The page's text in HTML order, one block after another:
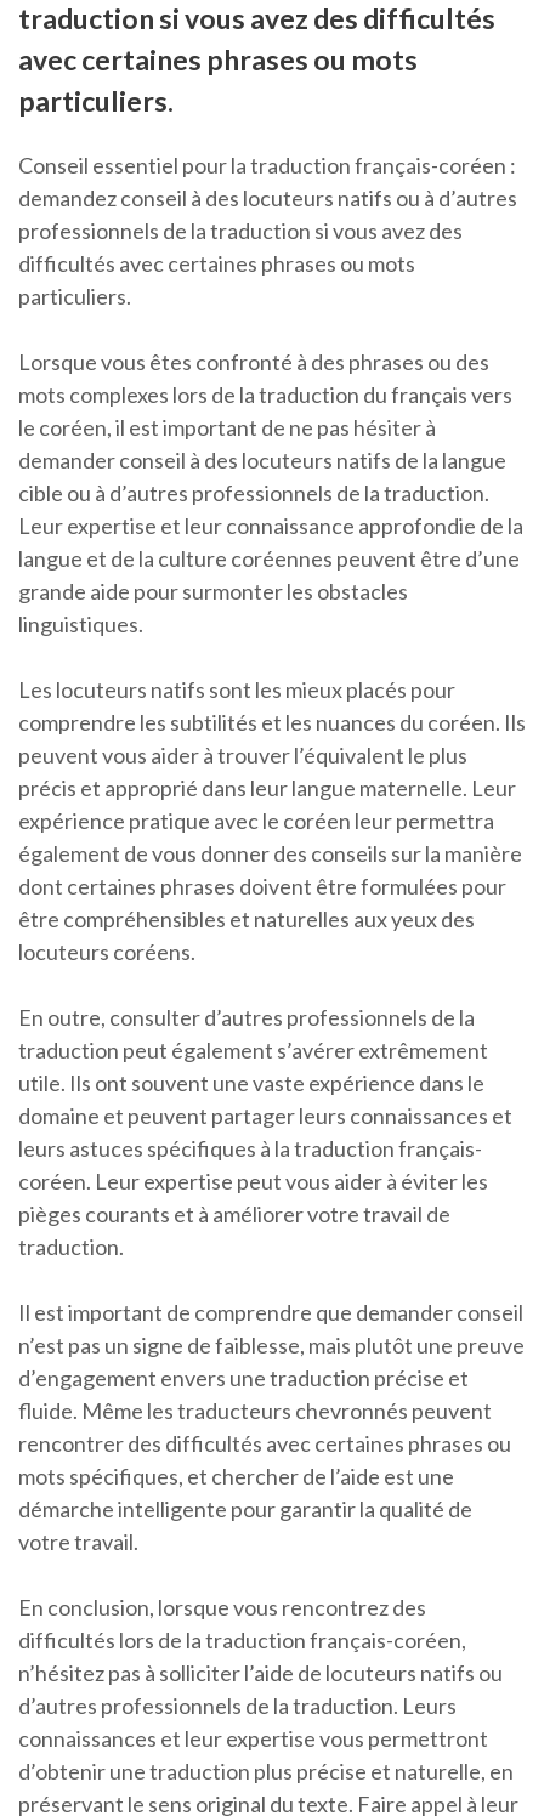
traduction si vous avez des difficultés
avec certaines phrases ou mots
particuliers.
Conseil essentiel pour la traduction français-coréen :
demandez conseil à des locuteurs natifs ou à d’autres
professionnels de la traduction si vous avez des
difficultés avec certaines phrases ou mots
particuliers.
Lorsque vous êtes confronté à des phrases ou des
mots complexes lors de la traduction du français vers
le coréen, il est important de ne pas hésiter à
demander conseil à des locuteurs natifs de la langue
cible ou à d’autres professionnels de la traduction.
Leur expertise et leur connaissance approfondie de la
langue et de la culture coréennes peuvent être d’une
grande aide pour surmonter les obstacles
linguistiques.
Les locuteurs natifs sont les mieux placés pour
comprendre les subtilités et les nuances du coréen. Ils
peuvent vous aider à trouver l’équivalent le plus
précis et approprié dans leur langue maternelle. Leur
expérience pratique avec le coréen leur permettra
également de vous donner des conseils sur la manière
dont certaines phrases doivent être formulées pour
être compréhensibles et naturelles aux yeux des
locuteurs coréens.
En outre, consulter d’autres professionnels de la
traduction peut également s’avérer extrêmement
utile. Ils ont souvent une vaste expérience dans le
domaine et peuvent partager leurs connaissances et
leurs astuces spécifiques à la traduction français-
coréen. Leur expertise peut vous aider à éviter les
pièges courants et à améliorer votre travail de
traduction.
Il est important de comprendre que demander conseil
n’est pas un signe de faiblesse, mais plutôt une preuve
d’engagement envers une traduction précise et
fluide. Même les traducteurs chevronnés peuvent
rencontrer des difficultés avec certaines phrases ou
mots spécifiques, et chercher de l’aide est une
démarche intelligente pour garantir la qualité de
votre travail.
En conclusion, lorsque vous rencontrez des
difficultés lors de la traduction français-coréen,
n’hésitez pas à solliciter l’aide de locuteurs natifs ou
d’autres professionnels de la traduction. Leurs
connaissances et leur expertise vous permettront
d’obtenir une traduction plus précise et naturelle, en
préservant le sens original du texte. Faire appel à leur